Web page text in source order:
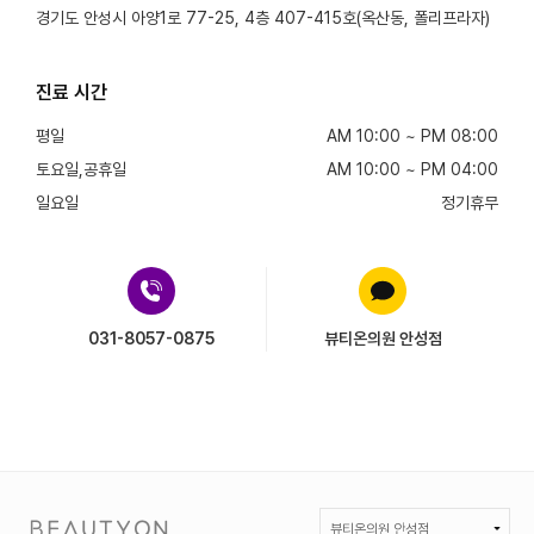
경기도 안성시 아양1로 77-25, 4층 407-415호(옥산동, 폴리프라자)
진료 시간
평일
AM 10:00 ~ PM 08:00
토요일,공휴일
AM 10:00 ~ PM 04:00
일요일
정기휴무
뷰티온의원 안성점
031-8057-0875
뷰티온의원 안성점